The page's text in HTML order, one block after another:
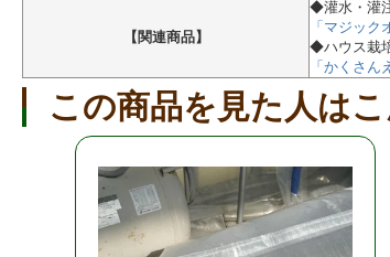
【関連商品】
◆灌水・灌
「マジック
◆ハウス栽
「かくさん
この商品を見た人は